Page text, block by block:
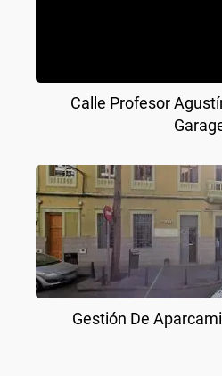
Calle Profesor
Gestión De